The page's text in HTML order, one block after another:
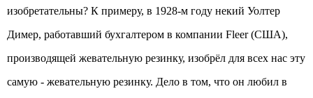
изобретательны? К примеру, в 1928-м году некий Уолтер
Димер, работавший бухгалтером в компании Fleer (США),
производящей жевательную резинку, изобрёл для всех нас эту
самую - жевательную резинку. Дело в том, что он любил в